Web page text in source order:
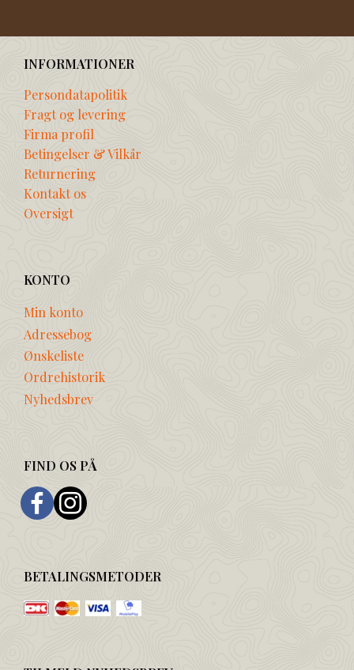
INFORMATIONER
Persondatapolitik
Fragt og levering
Firma profil
Betingelser & Vilkår
Returnering
Kontakt os
Oversigt
KONTO
Min konto
Adressebog
Ønskeliste
Ordrehistorik
Nyhedsbrev
FIND OS PÅ
BETALINGSMETODER